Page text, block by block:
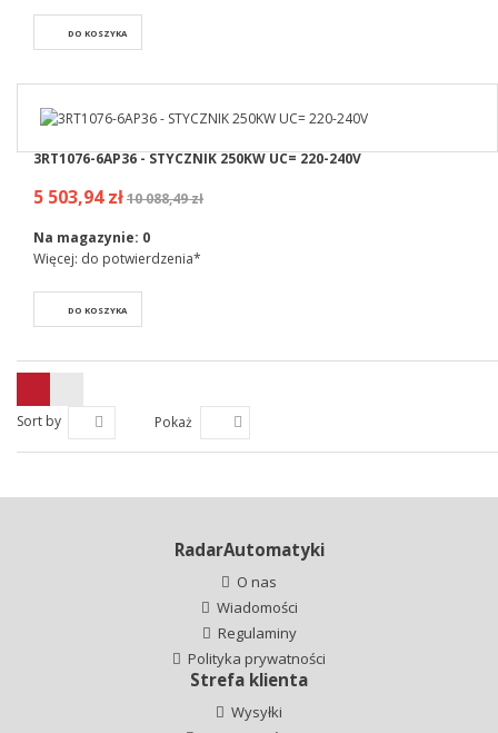
DO KOSZYKA
3RT1076-6AP36 - STYCZNIK 250KW UC= 220-240V
5 503,94 zł10 088,49 zł
Na magazynie: 0
Więcej: do potwierdzenia*
DO KOSZYKA
Sort by Pokaż
RadarAutomatyki
O nas
Wiadomości
Regulaminy
Polityka prywatności
Strefa klienta
Wysyłki